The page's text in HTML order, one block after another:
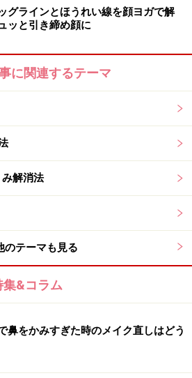
グラインとほうれい線を顔ヨガで解
ッと引き締め顔に
に関連するテーマ
解消法
のテーマも見る
集&コラム
鼻をかみすぎた時のメイク直しはどう